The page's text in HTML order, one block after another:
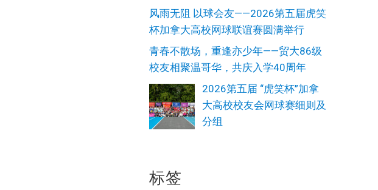
风雨无阻 以球会友——2026第五届虎笑
杯加拿大高校网球联谊赛圆满举行
青春不散场，重逢亦少年——贸大86级
校友相聚温哥华，共庆入学40周年
2026第五届 “虎笑杯”加拿
大高校校友会网球赛细则及
分组
标签